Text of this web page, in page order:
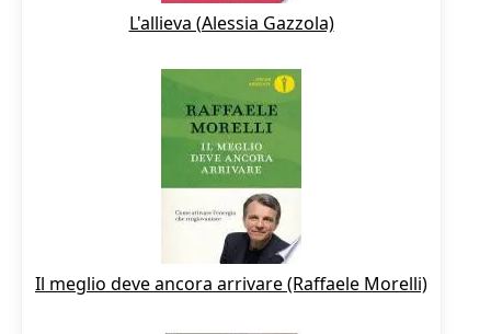
L'allieva (Alessia Gazzola)
Il meglio deve ancora arrivare (Raffaele Morelli)